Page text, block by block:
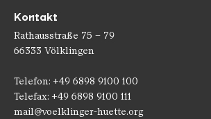
Kontakt
Rathausstraße 75 – 79
66333 Völklingen
Telefon: +49 6898 9100 100
Telefax: +49 6898 9100 111
mail@voelklinger-huette.org